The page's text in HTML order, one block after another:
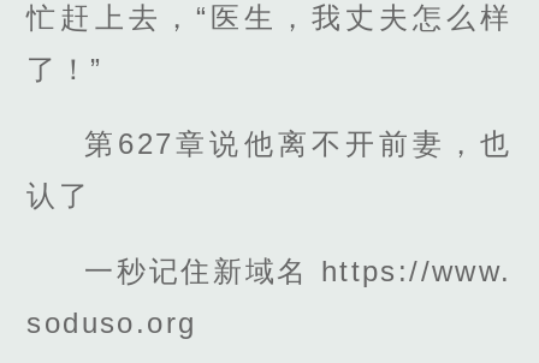
忙赶上去，“医生，我丈夫怎么样
了！”
第627章说他离不开前妻，也
认了
一秒记住新域名 https://www.
soduso.org